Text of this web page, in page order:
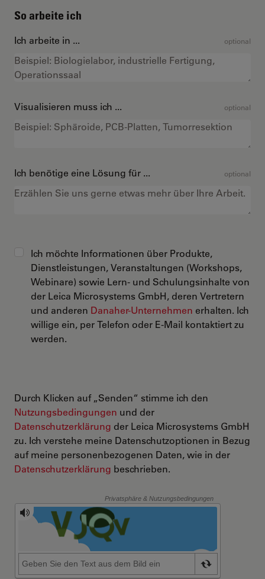
So arbeite ich
Ich arbeite in ... optional
Visualisieren muss ich ... optional
Ich benötige eine Lösung für ... optional
Ich möchte Informationen über Produkte,
Dienstleistungen, Veranstaltungen (Workshops,
Webinare) sowie Lern- und Schulungsinhalte von
der Leica Microsystems GmbH, deren Vertretern
und anderen Danaher-Unternehmen erhalten. Ich
willige ein, per Telefon oder E-Mail kontaktiert zu
werden.
Durch Klicken auf „Senden“ stimme ich den
Nutzungsbedingungen und der
Datenschutzerklärung der Leica Microsystems GmbH
zu. Ich verstehe meine Datenschutzoptionen in Bezug
auf meine personenbezogenen Daten, wie in der
Datenschutzerklärung beschrieben.